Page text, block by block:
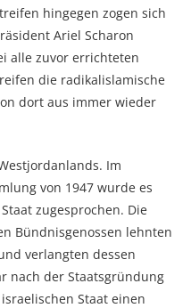
hingegen zogen sich
Ariel Scharon
alle zuvor errichteten
die radikalislamische
dort aus immer wieder
Im
von 1947 wurde es
zugesprochen. Die
Bündnisgenossen lehnten
verlangten dessen
nach der Staatsgründung
Staat einen